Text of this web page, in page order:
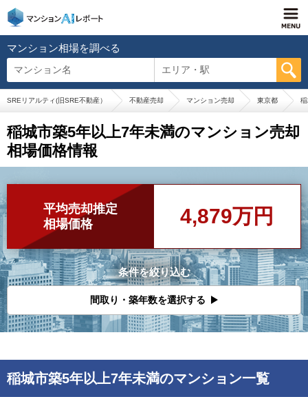
マンション相場を調べる
マンション名 エリア・駅
SREリアルティ(旧SRE不動産） 不動産売却 マンション売却 東京都
稲城市築5年以上7年未満のマンション売却
相場価格情報
平均売却推定
相場価格
4,879万円
条件を絞り込む
間取り・築年数を選択する
稲城市築5年以上7年未満のマンション一覧